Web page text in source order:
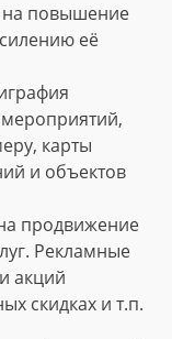
повышение
её
карты
и объектов
продвижение
Рекламные
акций
скидках и т.п.